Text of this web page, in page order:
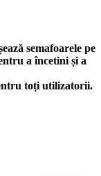
semafoarele pe
a încetini și a
toți utilizatorii.